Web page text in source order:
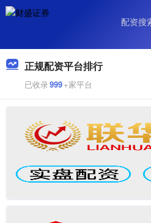
正规配资平台排行
已收录999+家平台